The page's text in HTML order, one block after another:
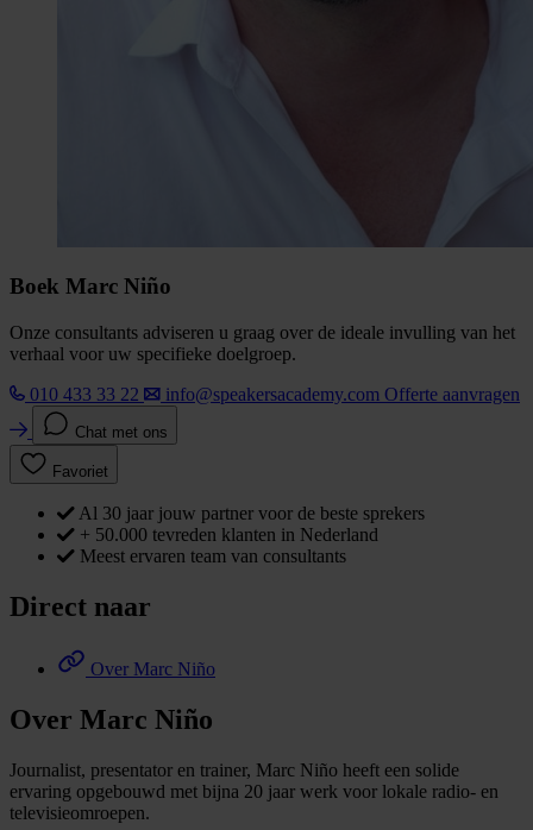
Boek Marc Niño
Onze consultants adviseren u graag over de ideale invulling van het
verhaal voor uw specifieke doelgroep.
010 433 33 22
info@speakersacademy.com Offerte aanvragen
Chat met ons
Favoriet
Al 30 jaar jouw partner voor de beste sprekers
+ 50.000 tevreden klanten in Nederland
Meest ervaren team van consultants
Direct naar
Over Marc Niño
Over Marc Niño
Journalist, presentator en trainer, Marc Niño heeft een solide
ervaring opgebouwd met bijna 20 jaar werk voor lokale radio- en
televisieomroepen.